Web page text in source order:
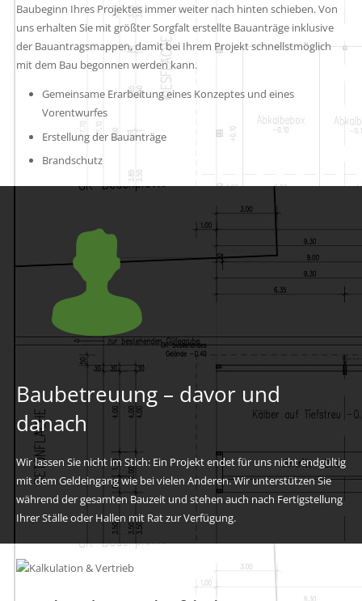
Baubeginn Ihres Projektes immer weiter nach hinten schieben. Von
uns erhalten Sie mit größter Sorgfalt erstellte Bauanträge inklusive
der Bauantragsmappen, damit bei Ihrem Projekt schnellstmöglich
mit dem Bau begonnen werden kann.
Gemeinsame Erarbeitung eines Konzeptes und eines
Vorentwurfes
Erstellung der Bauanträge
Brandschutz
Baubetreuung – davor und
danach
Wir lassen Sie nicht im Stich: Ein Projekt endet für uns nicht endgültig
mit dem Geldeingang wie bei vielen Anderen. Wir unterstützen Sie
während der gesamten Bauzeit und stehen auch nach Fertigstellung
Ihrer Ställe oder Hallen mit Rat zur Verfügung.